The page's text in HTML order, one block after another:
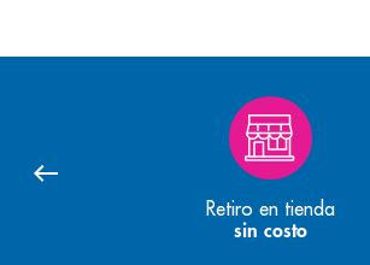
Retiro en tienda
sin costo